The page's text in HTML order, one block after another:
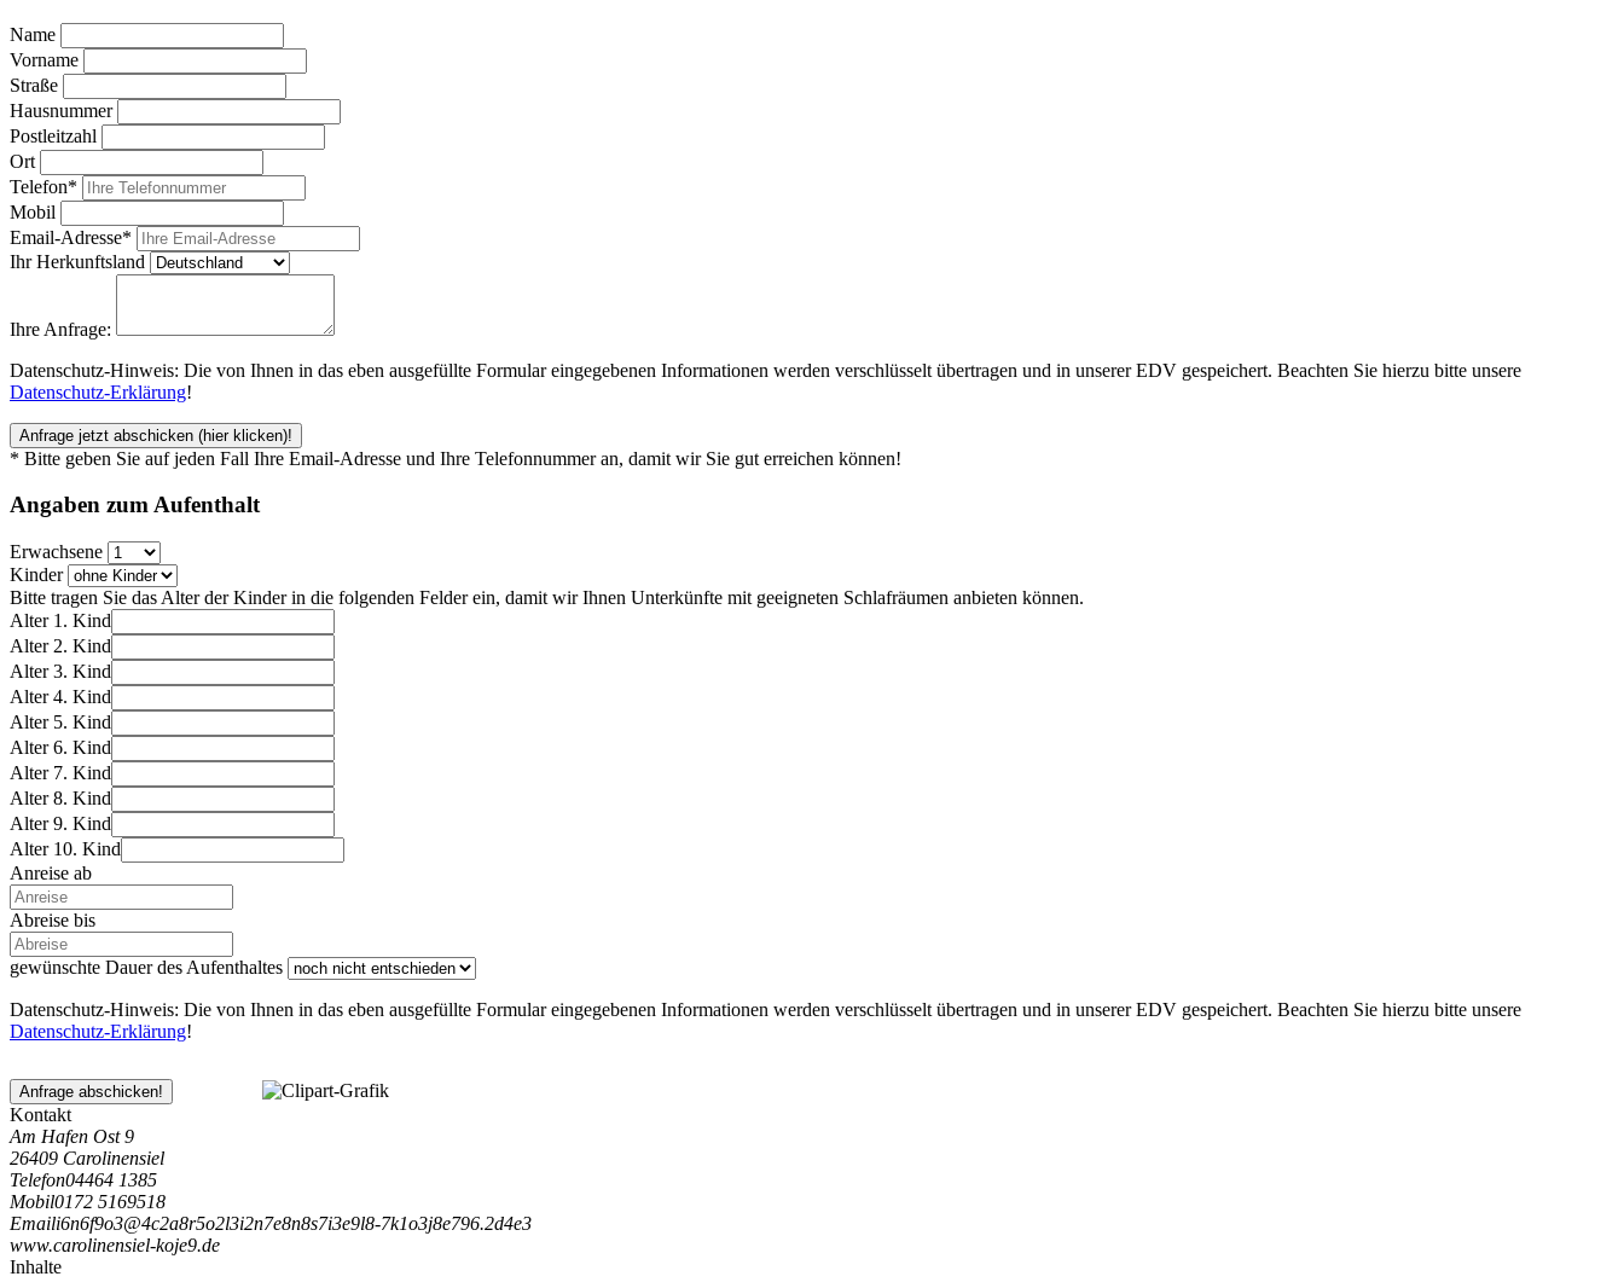
Name
Vorname
Straße
Hausnummer
Postleitzahl
Ort
Telefon*
Mobil
Email-Adresse*
Ihr Herkunftsland
Ihre Anfrage:
Datenschutz-Hinweis: Die von Ihnen in das eben ausgefüllte Formular eingegebenen Informationen werden verschlüsselt übertragen und in unserer EDV gespeichert. Beachten Sie hierzu bitte unsere
Datenschutz-Erklärung!
Anfrage jetzt abschicken (hier klicken)!
* Bitte geben Sie auf jeden Fall Ihre Email-Adresse und Ihre Telefonnummer an, damit wir Sie gut erreichen können!
Angaben zumAufenthalt
Erwachsene
Kinder
Bitte tragen Sie das Alter der Kinder in die folgenden Felder ein, damit wir Ihnen Unterkünfte mit geeigneten Schlafräumen anbieten können.
Alter 1. Kind
Alter 2. Kind
Alter 3. Kind
Alter 4. Kind
Alter 5. Kind
Alter 6. Kind
Alter 7. Kind
Alter 8. Kind
Alter 9. Kind
Alter 10. Kind
Anreise ab
Abreise bis
gewünschte Dauer des Aufenthaltes
Datenschutz-Hinweis: Die von Ihnen in das eben ausgefüllte Formular eingegebenen Informationen werden verschlüsselt übertragen und in unserer EDV gespeichert. Beachten Sie hierzu bitte unsere
Datenschutz-Erklärung!
Anfrage abschicken!
Kontakt
Am Hafen Ost 9
26409 Carolinensiel
Telefon04464 1385
Mobil0172 5169518
Emaili6n6f9o3@4c2a8r5o2l3i2n7e8n8s7i3e9l8-7k1o3j8e796.2d4e3
www.carolinensiel-koje9.de
Inhalte